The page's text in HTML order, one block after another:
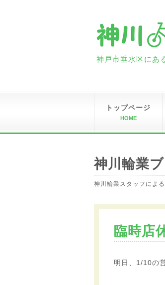
神戸市垂水区にあ
トップページ
HOME
神川輪業
神川輪業スタッフによ
臨時店
明日、1/10の